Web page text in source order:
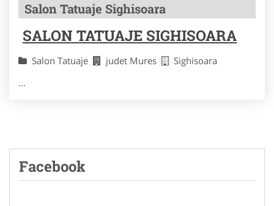
Salon Tatuaje Sighisoara
SALON TATUAJE SIGHISOARA
Salon Tatuaje judet Mures
Sighisoara
...
Facebook